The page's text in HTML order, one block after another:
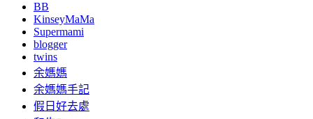
BB
KinseyMaMa
Supermami
blogger
twins
余媽媽
余媽媽手記
假日好去處